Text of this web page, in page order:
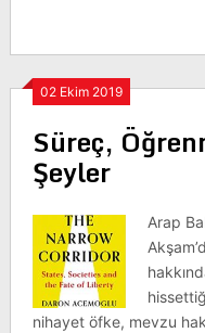
02 Ekim 2019
Süreç,
Şeyler
Arap
nihayet öfke, mevzu